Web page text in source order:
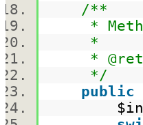
/**
*
*
*
*/
public